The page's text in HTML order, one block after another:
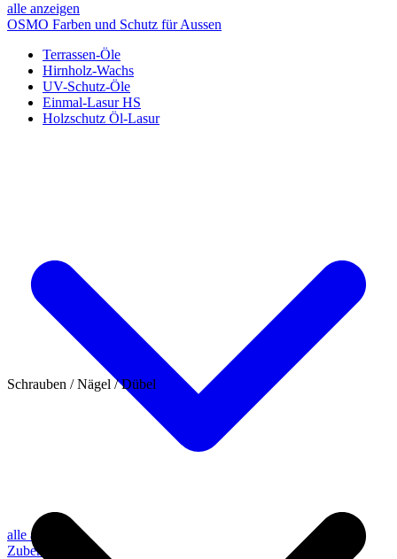
alle anzeigen
OSMO Farben und Schutz für Aussen
Terrassen-Öle
Hirnholz-Wachs
UV-Schutz-Öle
Einmal-Lasur HS
Holzschutz Öl-Lasur
alle anzeigen
Zubehör
Schrauben / Nägel / Dübel